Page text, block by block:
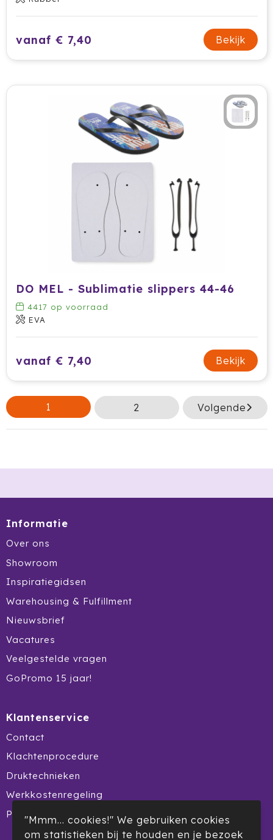
vanaf € 7,40 Bekijk
DO MEL - Sublimatie slippers 44-46
4417 op voorraad
EVA
vanaf € 7,40 Bekijk
1 2 Volgende
Informatie
Over ons
Showroom
Inspiratiegidsen
Warehousing & Fulfillment
Nieuwsbrief
Vacatures
Veelgestelde vragen
GoPromo 15 jaar!
Klantenservice
Contact
Klachtenprocedure
Druktechnieken
Werkkostenregeling
Product Recall
"Mmm... cookies!" We gebruiken cookies
om statistieken bij te houden en je bezoek